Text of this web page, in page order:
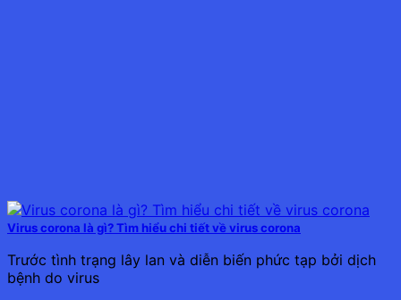
Virus corona là gì? Tìm hiểu chi tiết về virus corona
Trước tình trạng lây lan và diễn biến phức tạp bởi dịch
bệnh do virus